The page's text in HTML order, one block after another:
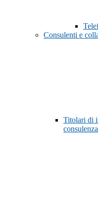
Consulenti e
Titolari di
consulenza